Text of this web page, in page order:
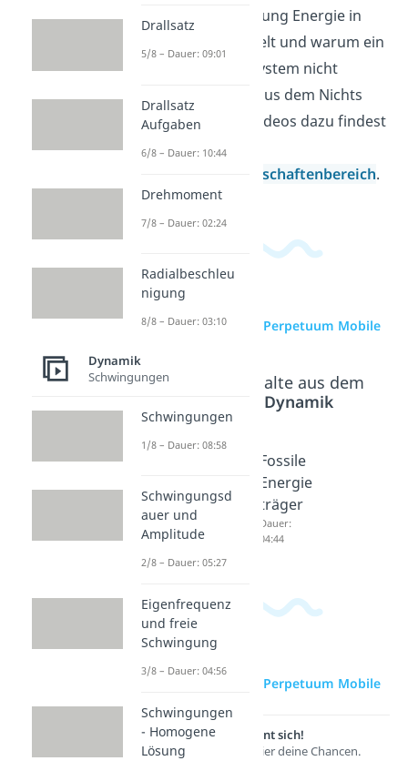
klar, warum Reibung Energie in
Wärme verwandelt und warum ein
geschlossenes System nicht
einfach Energie aus dem Nichts
liefert. Weitere Videos dazu findest
du in unserem
Ingenieurwissenschaftenbereich.
zur Videoseite: Perpetuum Mobile
Beliebte Inhalte aus dem
Dynamik
Dauer:
05:40
Dauer:
Fossile
Energie
träger
Dauer:
04:44
zur Videoseite: Perpetuum Mobile
Lernen lohnt sich!
Entdecke hier deine Chancen.
Drallsatz
5/8 – Dauer: 09:01
Drallsatz
Aufgaben
6/8 – Dauer: 10:44
Drehmoment
7/8 – Dauer: 02:24
Radialbeschleu
nigung
8/8 – Dauer: 03:10
Dynamik
Schwingungen
Schwingungen
1/8 – Dauer: 08:58
Schwingungsd
auer und
Amplitude
2/8 – Dauer: 05:27
Eigenfrequenz
und freie
Schwingung
3/8 – Dauer: 04:56
Schwingungen
- Homogene
Lösung